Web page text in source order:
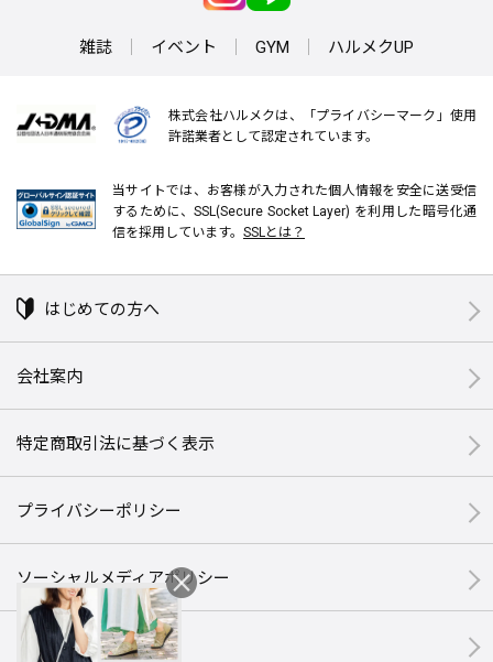
雑誌 イベント GYM ハルメクUP
株式会社ハルメクは、「プライバシーマーク」使用
許諾業者として認定されています。
当サイトでは、お客様が入力された個人情報を安全に送受信
するために、SSL(Secure Socket Layer) を利用した暗号化通
信を採用しています。 SSLとは？
はじめての方へ
会社案内
特定商取引法に基づく表示
プライバシーポリシー
ソーシャルメディアポリシー
サイトマップ